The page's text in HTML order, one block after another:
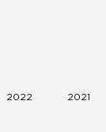
2022 2021